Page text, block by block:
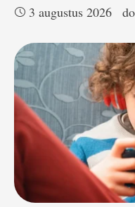
3 augustus 2026